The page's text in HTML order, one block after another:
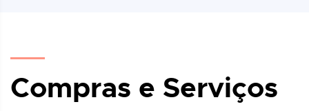
Compras e Serviços